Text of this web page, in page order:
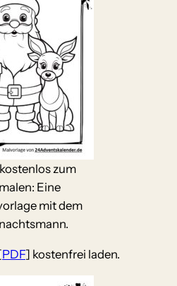
zum
Eine
mit dem
PDF] kostenfrei laden.